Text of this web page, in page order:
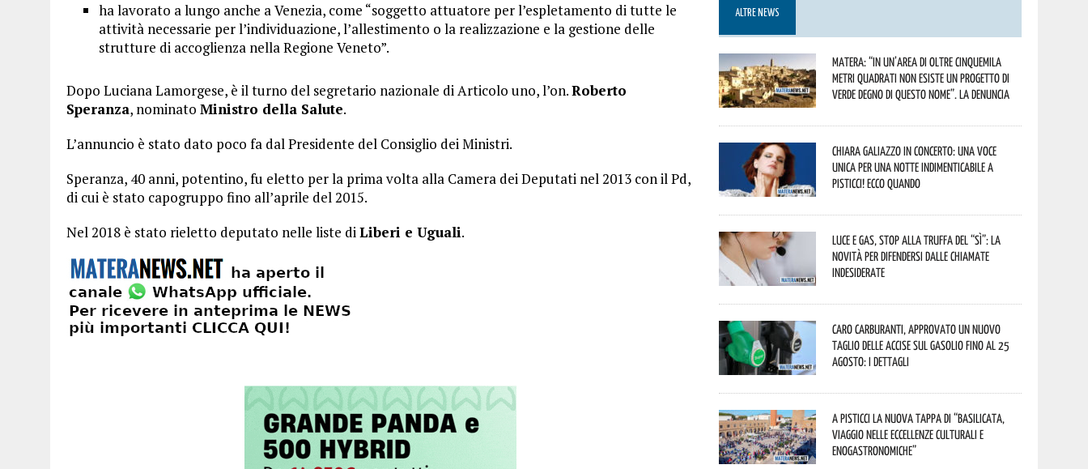
ha lavorato a lungo anche a Venezia, come “soggetto attuatore per l’espletamento di tutte le
attività necessarie per l’individuazione, l’allestimento o la realizzazione e la gestione delle
strutture di accoglienza nella Regione Veneto”.
Dopo Luciana Lamorgese, è il turno del segretario nazionale di Articolo uno, l’on.Roberto
Speranza, nominato Ministro della Salute.
L’annuncio è stato dato poco fa dal Presidente del Consiglio dei Ministri.
Speranza, 40 anni, potentino, fu eletto per la prima volta alla Camera dei Deputati nel 2013 con il Pd,
di cui è stato capogruppo fino all’aprile del 2015.
Nel 2018 è stato rieletto deputato nelle liste diLiberi e Uguali.
ALTRE NEWS
Matera: “In un’area di oltre cinquemila
metri quadrati non esiste un progetto di
verde degno di questo nome”. La denuncia
Chiara Galiazzo in concerto: una voce
unica per una notte indimenticabile a
Pisticci! Ecco quando
Luce e gas, stop alla truffa del “Sì”: la
novità per difendersi dalle chiamate
indesiderate
Caro carburanti, approvato un nuovo
taglio delle accise sul gasolio fino al 25
agosto: i dettagli
A Pisticci la nuova tappa di “Basilicata,
viaggio nelle eccellenze culturali e
enogastronomiche”